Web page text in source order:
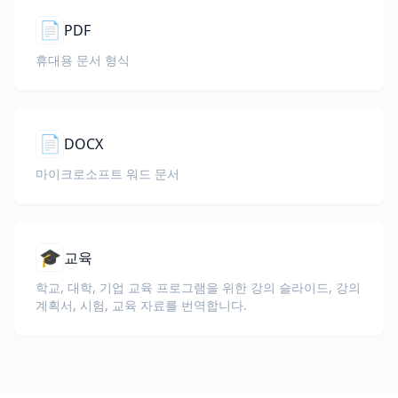
📄 PDF
휴대용 문서 형식
📄 DOCX
마이크로소프트 워드 문서
🎓 교육
학교, 대학, 기업 교육 프로그램을 위한 강의 슬라이드, 강의
계획서, 시험, 교육 자료를 번역합니다.